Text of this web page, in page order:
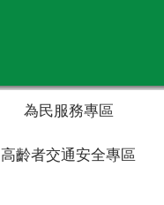
為民服務專區
高齡者交通安全專區